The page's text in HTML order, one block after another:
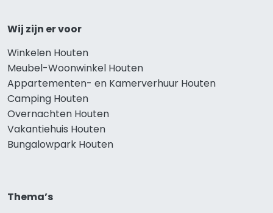
Wij zijn er voor
Winkelen Houten
Meubel-Woonwinkel Houten
Appartementen- en Kamerverhuur Houten
Camping Houten
Overnachten Houten
Vakantiehuis Houten
Bungalowpark Houten
Thema’s